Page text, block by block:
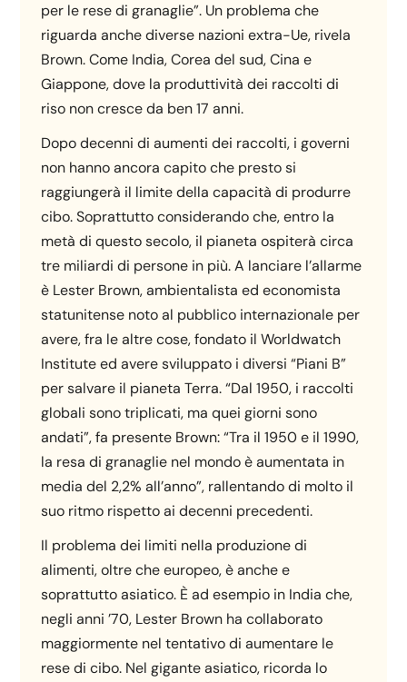
per le rese di granaglie”. Un problema che
riguarda anche diverse nazioni extra-Ue, rivela
Brown. Come India, Corea del sud, Cina e
Giappone, dove la produttività dei raccolti di
riso non cresce da ben 17 anni.
Dopo decenni di aumenti dei raccolti, i governi
non hanno ancora capito che presto si
raggiungerà il limite della capacità di produrre
cibo. Soprattutto considerando che, entro la
metà di questo secolo, il pianeta ospiterà circa
tre miliardi di persone in più. A lanciare l’allarme
è Lester Brown, ambientalista ed economista
statunitense noto al pubblico internazionale per
avere, fra le altre cose, fondato il Worldwatch
Institute ed avere sviluppato i diversi “Piani B”
per salvare il pianeta Terra. “Dal 1950, i raccolti
globali sono triplicati, ma quei giorni sono
andati”, fa presente Brown: “Tra il 1950 e il 1990,
la resa di granaglie nel mondo è aumentata in
media del 2,2% all’anno”, rallentando di molto il
suo ritmo rispetto ai decenni precedenti.
Il problema dei limiti nella produzione di
alimenti, oltre che europeo, è anche e
soprattutto asiatico. È ad esempio in India che,
negli anni ’70, Lester Brown ha collaborato
maggiormente nel tentativo di aumentare le
rese di cibo. Nel gigante asiatico, ricorda lo